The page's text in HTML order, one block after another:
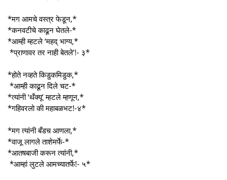
*मग आमचे वस्त्र फेडून,*
*कनवटीचे काढून घेतले-*
*आम्ही म्हटले ‘महद् भाग्य,*
*प्राणावर तर नाही बेतले’!- ३*
*होते नव्हते किडुकमिडुक,*
*आम्ही काढून दिले चट-*
*त्यांनी ‘थँक्यू’ म्हटले म्हणून,*
*गहिवरलो की महाबळभट!-४*
*मग त्यांनी बँडच आणला,*
*वाजू लागले ताशेमर्फे-*
*आतषबाजी करून त्यांनी,*
*आम्हां लुटले आमच्यातर्फे!- ५*